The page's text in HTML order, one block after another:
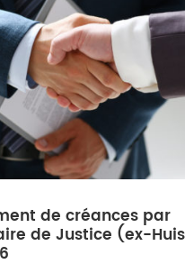
de créances par
de Justice (ex-